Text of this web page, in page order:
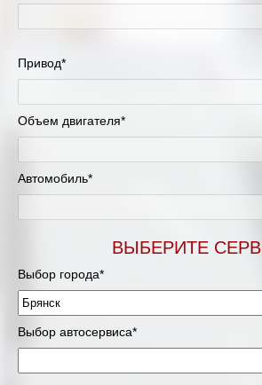
Привод*
Объем двигателя*
Автомобиль*
ВЫБЕРИТЕ
Выбор города*
Выбор автосервиса*